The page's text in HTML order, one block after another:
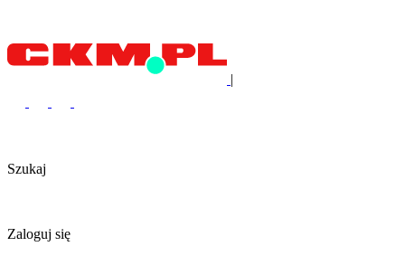
|
Szukaj
Zaloguj się